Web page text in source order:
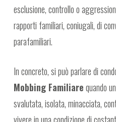
esclusione, controllo o
rapporti familiari, coniugali, di
parafamiliari.
In concreto, si può parlare di
Mobbing Familiarequando
svalutata, isolata, minacciata,